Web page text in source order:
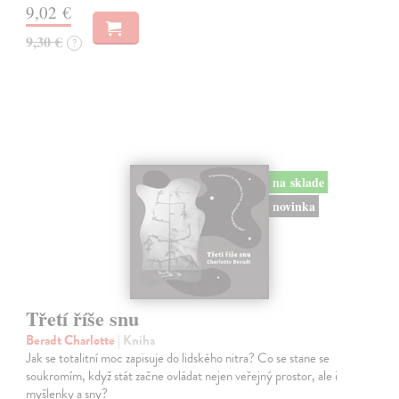
9,02 €
9,30 € ?
na sklade
novinka
Třetí říše snu
Beradt Charlotte | Kniha
Jak se totalitní moc zapisuje do lidského nitra? Co se stane se
soukromím, když stát začne ovládat nejen veřejný prostor, ale i
myšlenky a sny?